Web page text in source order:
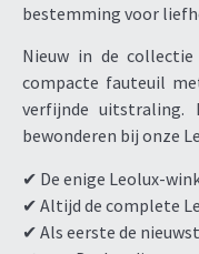
bestemming voor
Nieuw in de
compacte fauteuil
verfijnde
bewonderen bij onze
✔ De enige Leolux-
✔ Altijd de complete
✔ Als eerste de